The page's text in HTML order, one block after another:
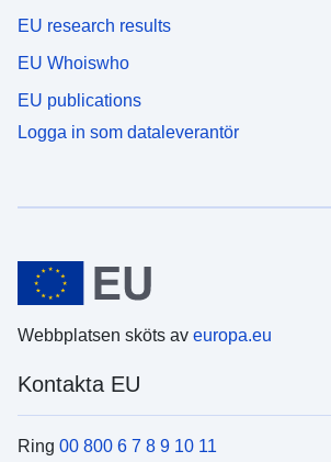
EU research results
EU Whoiswho
EU publications
Logga in som dataleverantör
Webbplatsen sköts av europa.eu
Kontakta EU
Ring 00 800 6 7 8 9 10 11